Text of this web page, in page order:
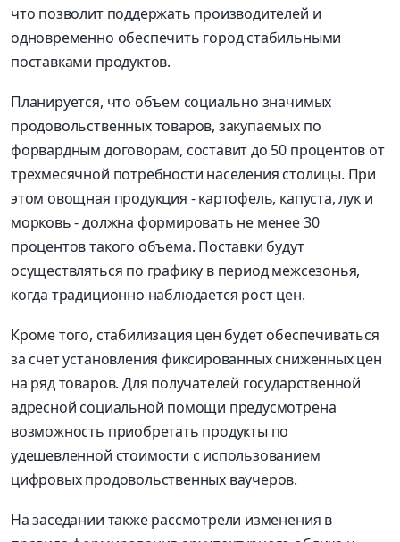
что позволит поддержать производителей и
одновременно обеспечить город стабильными
поставками продуктов.
Планируется, что объем социально значимых
продовольственных товаров, закупаемых по
форвардным договорам, составит до 50 процентов от
трехмесячной потребности населения столицы. При
этом овощная продукция - картофель, капуста, лук и
морковь - должна формировать не менее 30
процентов такого объема. Поставки будут
осуществляться по графику в период межсезонья,
когда традиционно наблюдается рост цен.
Кроме того, стабилизация цен будет обеспечиваться
за счет установления фиксированных сниженных цен
на ряд товаров. Для получателей государственной
адресной социальной помощи предусмотрена
возможность приобретать продукты по
удешевленной стоимости с использованием
цифровых продовольственных ваучеров.
На заседании также рассмотрели изменения в